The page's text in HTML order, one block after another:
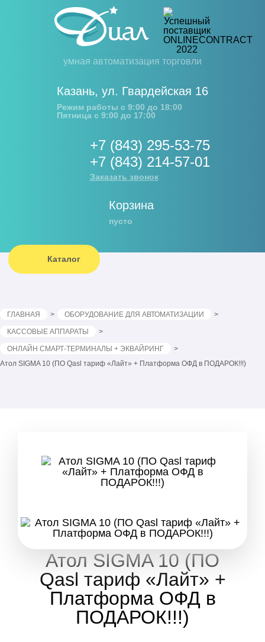
умная автоматизация торговли
Казань, ул. Гвардейская 16
Режим работы с 9:00 до 18:00
Пятница с 9:00 до 17:00
+7 (843) 295-53-75
+7 (843) 214-57-01
Заказать звонок
Корзина
пусто
Каталог
ГЛАВНАЯ ОБОРУДОВАНИЕ ДЛЯ АВТОМАТИЗАЦИИ
КАССОВЫЕ АППАРАТЫ
ОНЛАЙН СМАРТ-ТЕРМИНАЛЫ + ЭКВАЙРИНГ
Атол SIGMA 10 (ПО Qasl тариф «Лайт» + Платформа ОФД в ПОДАРОК!!!)
Атол SIGMA 10 (ПО
Qasl тариф «Лайт» +
Платформа ОФД в
ПОДАРОК!!!)